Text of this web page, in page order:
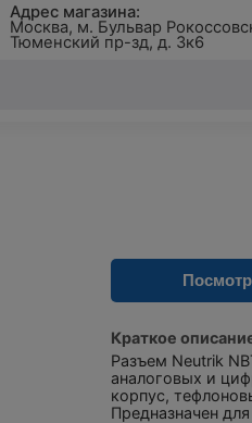
Адрес магазина:
Москва, м. Бульвар
Тюменский пр-зд, д. 3к6
Краткое
Разъем Neutrik
аналоговых и
корпус,
Предназначен